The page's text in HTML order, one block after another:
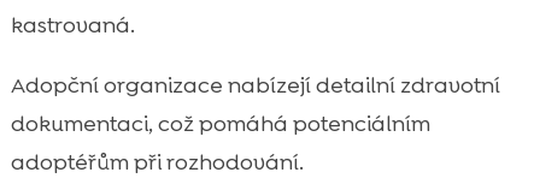
kastrovaná.
Adopční organizace nabízejí detailní zdravotní
dokumentaci, což pomáhá potenciálním
adoptéřům při rozhodování.